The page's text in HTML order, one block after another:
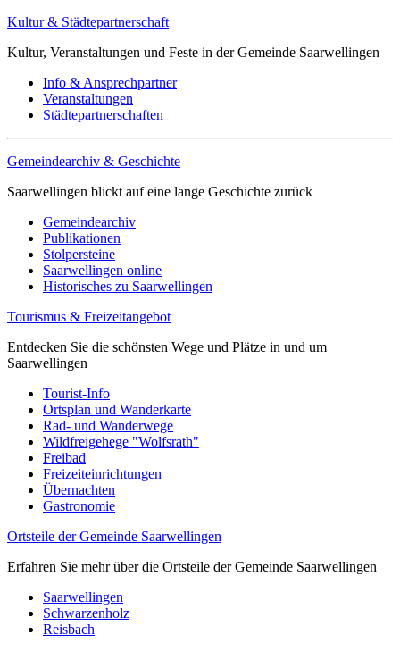
Kultur & Städtepartnerschaft
Kultur, Veranstaltungen und Feste in der Gemeinde Saarwellingen
Info & Ansprechpartner
Veranstaltungen
Städtepartnerschaften
Gemeindearchiv & Geschichte
Saarwellingen blickt auf eine lange Geschichte zurück
Gemeindearchiv
Publikationen
Stolpersteine
Saarwellingen online
Historisches zu Saarwellingen
Tourismus & Freizeitangebot
Entdecken Sie die schönsten Wege und Plätze in und um
Saarwellingen
Tourist-Info
Ortsplan und Wanderkarte
Rad- und Wanderwege
Wildfreigehege "Wolfsrath"
Freibad
Freizeiteinrichtungen
Übernachten
Gastronomie
Ortsteile der Gemeinde Saarwellingen
Erfahren Sie mehr über die Ortsteile der Gemeinde Saarwellingen
Saarwellingen
Schwarzenholz
Reisbach